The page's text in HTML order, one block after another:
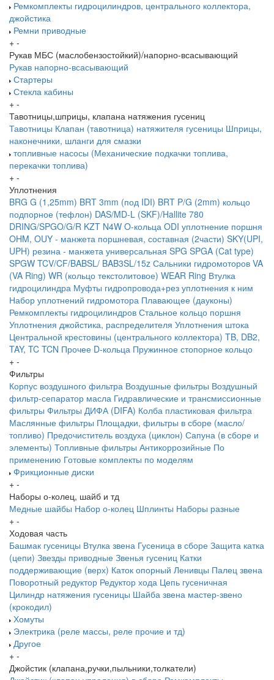
Ремкомплекты гидроцилиндров, центрального коллектора,
джойстика
Ремни приводные
+ -
Рукав МБС (маслобензостойкий)/напорно-всасывающий
Рукав напорно-всасывающий
Стартеры
Стекла кабины
+ -
Тавотницы,шприцы, клапана натяжения гусениц
Тавотницы Клапан (тавотница) натяжителя гусеницы Шприцы,
наконечники, шланги для смазки
топливные насосы (Механические подкачки топлива,
перекачки топлива)
+ -
Уплотнения
BRG G (1,25mm) BRT 3mm (под IDI) BRT P/G (2mm) кольцо
подпорное (тефлон) DAS/MD-L (SKF)/Hallite 780
DRING/SPGO/G/R KZT N4W O-кольца ODI уплотнение поршня
OHM, OUY - манжета поршневая, составная (2части) SKY(UPI,
UPH) резина - манжета универсальная SPG SPGA (Cat type)
SPGW TCV/CF/BABSL/ BAB3SL/15z Сальники гидромоторов VA
(VA Ring) WR (кольцо текстолитовое) WEAR Ring Втулка
гидроцилиндра Муфты гидропровода+рез уплотнения к ним
Набор уплотнений гидромотора Плавающее (дауконы)
Ремкомплекты гидроцилиндров Стальное кольцо поршня
Уплотнения джойстика, распределителя Уплотнения штока
Центральной крестовины (центрального коллектора) TB, DB2,
TAY, TC TCN Прочее D-кольца Пружинное стопорное кольцо
+ -
Фильтры
Корпус воздушного фильтра Воздушные фильтры Воздушный
фильтр-сепаратор масла Гидравлические и трансмиссионные
фильтры Фильтры ДИФА (DIFA) Колба пластиковая фильтра
Маслянные фильтры Площадки, фильтры в сборе (масло/
топливо) Предочиститель воздуха (циклон) Сапуна (в сборе и
элементы) Топливные фильтры Антикоррозийные По
применению Готовые комплекты по моделям
Фрикционные диски
+ -
Наборы о-колец, шайб и тд
Медные шайбы Набор о-колец Шплинты Наборы разные
+ -
Ходовая часть
Башмак гусеницы Втулка звена Гусеница в сборе Защита катка
(цепи) Звезды приводные Звенья гусениц Катки
поддерживающие (верх) Каток опорный Ленивцы Палец звена
Поворотный редуктор Редуктор хода Цепь гусеничная
Цилиндр натяжения гусеницы Шайба звена мастер-звено
(крокодил)
Хомуты
Электрика (реле массы, реле прочие и тд)
Другое
+ -
Джойстик (клапана,ручки,пыльники,толкатели)